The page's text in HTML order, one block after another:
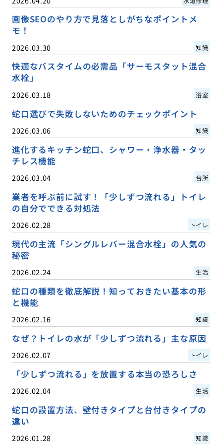
画像SEOのやり方で見落としがちなポイントメ
モ！
2026.03.30 知識
快適なバスタイムの必需品「サーモスタット混合
水栓」
2026.03.18 浴室
蛇口選びで失敗しないためのチェックポイント
2026.03.06 知識
進化するキッチン蛇口、シャワー・浄水器・タッ
チレス機能
2026.03.04 台所
業者を呼ぶ前に試す！「少しずつ流れる」トイレ
の自分でできる対処法
2026.02.28 トイレ
現代の主流「シングルレバー混合水栓」の人気の
秘密
2026.02.24 生活
蛇口の種類を徹底解説！知っておきたい基本の形
と機能
2026.02.16 知識
なぜ？トイレの水が「少しずつ流れる」主な原因
2026.02.07 トイレ
「少しずつ流れる」を放置する本当の恐ろしさ
2026.02.04 生活
蛇口の設置方法、壁付きタイプと台付きタイプの
違い
2026.01.28 知識